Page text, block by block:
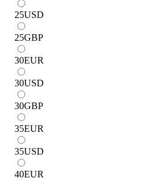
25USD
25GBP
30EUR
30USD
30GBP
35EUR
35USD
40EUR